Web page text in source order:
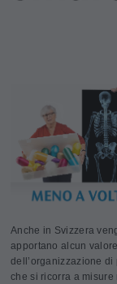
Anche in Svizzera
apportano alcun
dell’organizzazione
che si ricorra a